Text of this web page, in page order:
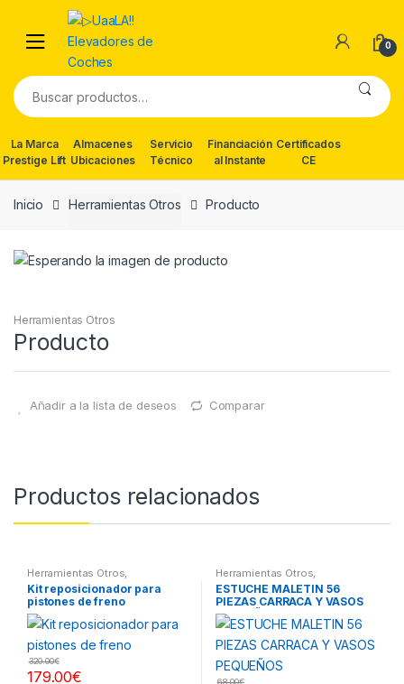
navigation
content
0
Buscar
por:
La Marca
Prestige Lift
Almacenes
Ubicaciones
Servicio
Técnico
Financiación
al Instante
Certificados
CE
Inicio Herramientas Otros Producto
Herramientas Otros
Producto
Añadir a la lista de deseos Comparar
Productos relacionados
Herramientas Otros
Herramientas Frenos y
Refrigeración
Kit reposicionador para
pistones de freno
179.00€
320.00€
Herramientas Otros
Herramientas De Mano,
Herramientas De Mano,
Maletines Herramientas,
Extractores, Compresímetros,
otros
ESTUCHE MALETIN 56
PIEZAS CARRACA Y VASOS
PEQUEÑOS
68.00€